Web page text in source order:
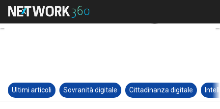
Ultimi articoli Sovranità digitale Cittadinanza digitale